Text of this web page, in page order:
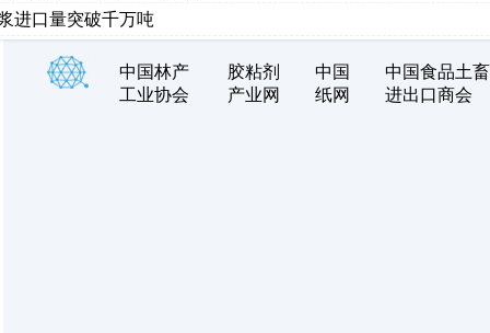
进口量突破千万吨
中国林产
工业协会
胶粘剂
产业网
中国
纸网
中国食品土畜
进出口商会